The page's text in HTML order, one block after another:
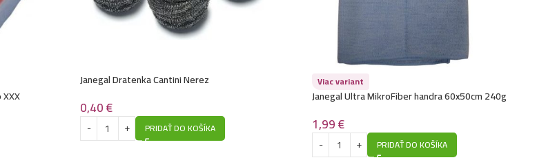
Janegal Dratenka Cantini Nerez
0,40€
PRIDAŤ DO KOŠÍKA
Viac variant
Janegal Ultra MikroFiber handra 60x50cm 240g
1,99€
PRIDAŤ DO KOŠÍKA